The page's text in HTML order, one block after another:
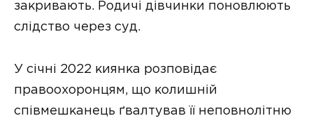
закривають. Родичі дівчинки поновлюють
слідство через суд.
У січні 2022 киянка розповідає
правоохоронцям, що колишній
співмешканець ґвалтував її неповнолітню